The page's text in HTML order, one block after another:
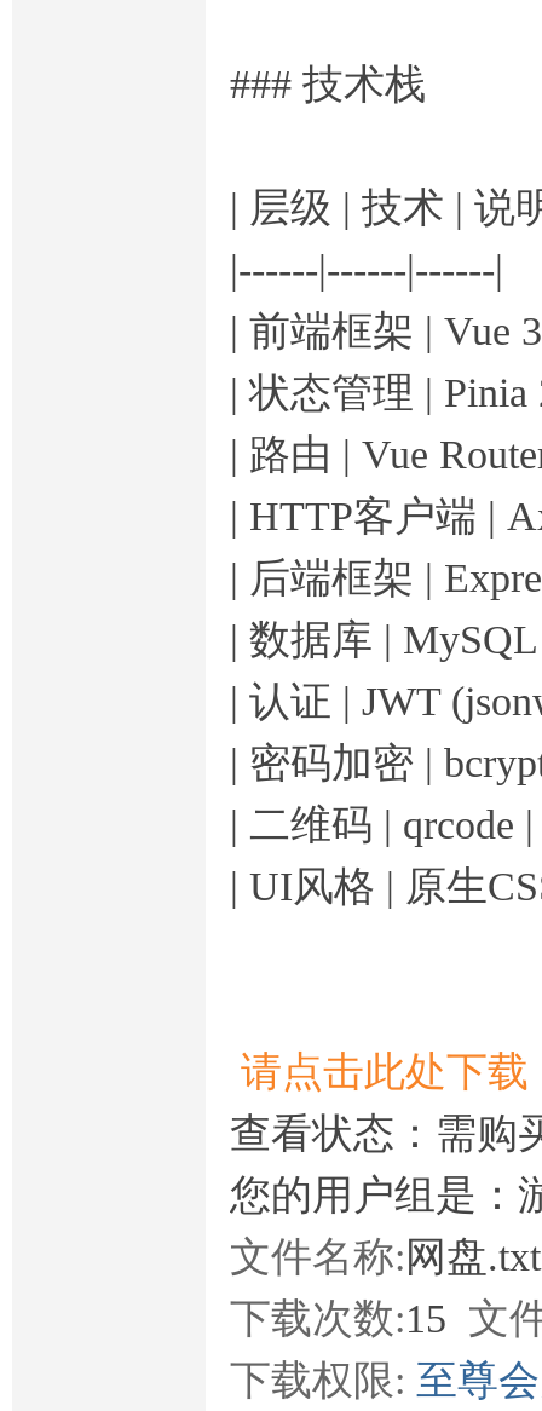
### 技术栈
| 层级 | 技术 | 说
|------|------|------|
| 前端框架 | Vue
| 状态管理 |
| 路由 | Vue
| HTTP客户端 |
| 后端框架 |
| 数据库 |
| 认证 | JWT
| 密码加密 |
| 二维码 | qrcode
| UI风格 | 原生
请点击此处下载
查看状态：需购
您的用户组是：
文件名称:网盘
下载次数:15 文
下载权限: 至尊